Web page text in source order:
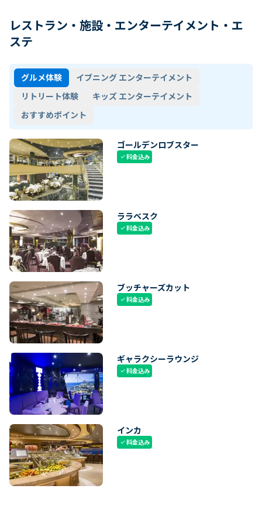
レストラン・施設・エンターテイメント・エ
ステ
グルメ体験
イブニング エンターテイメント
リトリート体験
キッズ エンターテイメント
おすすめポイント
ゴールデンロブスター
check料金込み
ララベスク
check料金込み
ブッチャーズカット
check料金込み
ギャラクシーラウンジ
check料金込み
インカ
check料金込み